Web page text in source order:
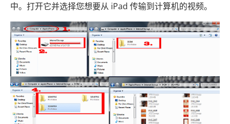
中。打开它并选择您想要从 iPad 传输到计算机的视频。